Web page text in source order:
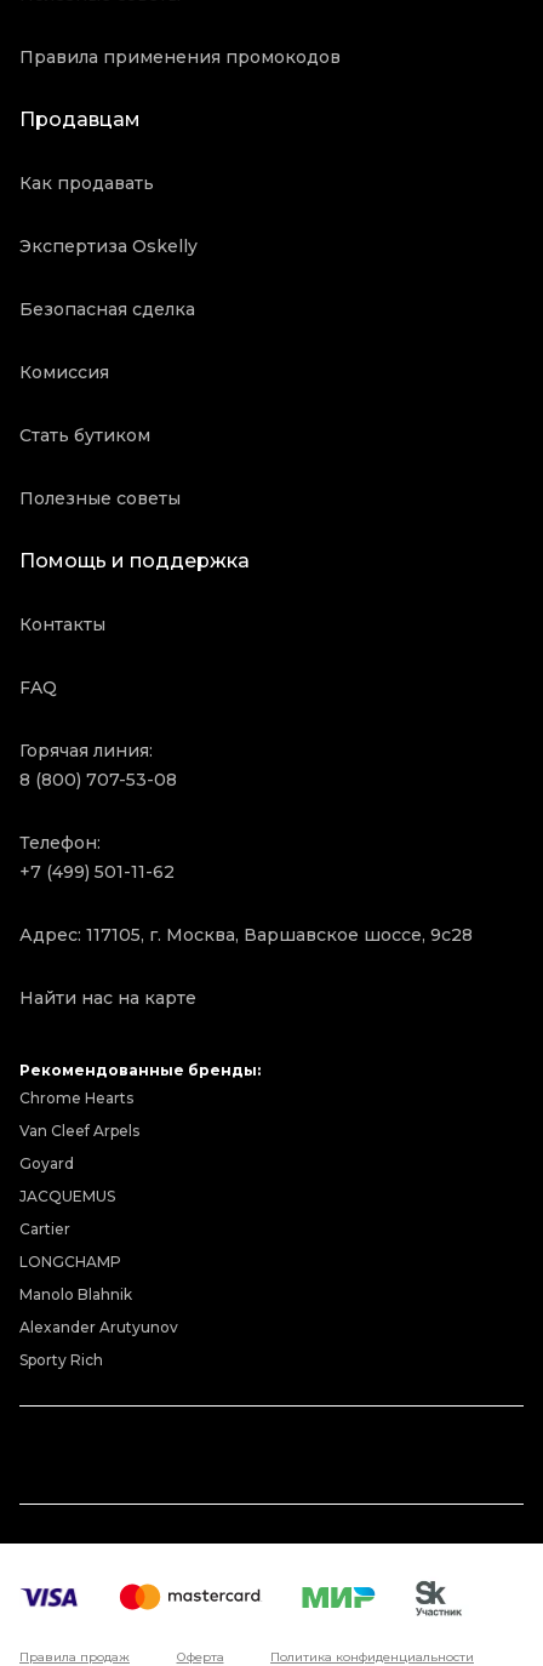
Правила применения промокодов
Продавцам
Как продавать
Экспертиза Oskelly
Безопасная сделка
Комиссия
Стать бутиком
Полезные советы
Помощь и поддержка
Контакты
FAQ
Горячая линия:
8 (800) 707-53-08
Телефон:
+7 (499) 501-11-62
Адрес: 117105, г. Москва, Варшавское шоссе, 9с28
Найти нас на карте
Рекомендованные бренды:
Chrome Hearts
Van Cleef Arpels
Goyard
JACQUEMUS
Cartier
LONGCHAMP
Manolo Blahnik
Alexander Arutyunov
Sporty Rich
Правила продаж Оферта Политика конфиденциальности